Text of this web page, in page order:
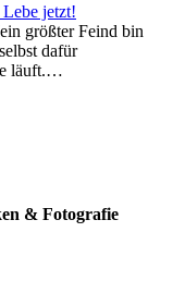
jetzt!
größter Feind bin
dafür
läuft.…
& Fotografie